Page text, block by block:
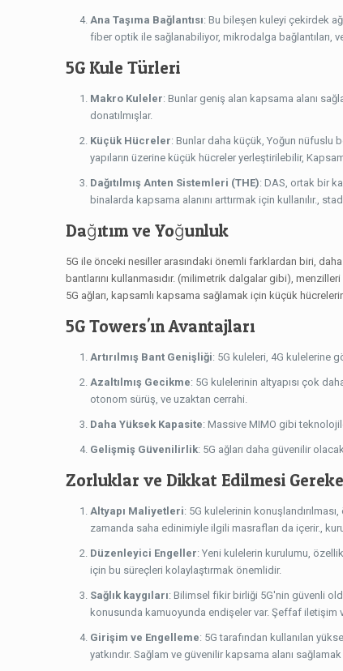
Ana Taşıma Bağlantısı: Bu bileşen kuleyi çekirdek
fiber optik ile sağlanabiliyor, mikrodalga bağlantıları,
5G Kule Türleri
Makro Kuleler: Bunlar geniş alan kapsama alanı
donatılmışlar.
Küçük Hücreler: Bunlar daha küçük, Yoğun nüfuslu
yapıların üzerine küçük hücreler yerleştirilebilir,
Dağıtılmış Anten Sistemleri (THE): DAS, ortak bir
binalarda kapsama alanını arttırmak için kullanılır.,
Dağıtım ve Yoğunluk
5G ile önceki nesiller arasındaki önemli farklardan biri,
bantlarını kullanmasıdır. (milimetrik dalgalar gibi),
5G ağları, kapsamlı kapsama sağlamak için küçük
5G Towers'ın Avantajları
Artırılmış Bant Genişliği: 5G kuleleri, 4G kulelerine
Azaltılmış Gecikme: 5G kulelerinin altyapısı çok
otonom sürüş, ve uzaktan cerrahi.
Daha Yüksek Kapasite: Massive MIMO gibi
Gelişmiş Güvenilirlik: 5G ağları daha güvenilir
Zorluklar ve Dikkat Edilmesi
Altyapı Maliyetleri: 5G kulelerinin
zamanda saha edinimiyle ilgili masrafları da içerir.,
Düzenleyici Engeller: Yeni kulelerin kurulumu,
için bu süreçleri kolaylaştırmak önemlidir.
Sağlık kaygıları: Bilimsel fikir birliği 5G'nin güvenli
konusunda kamuoyunda endişeler var. Şeffaf iletişim
Girişim ve Engelleme: 5G tarafından kullanılan
yatkındır. Sağlam ve güvenilir kapsama alanı